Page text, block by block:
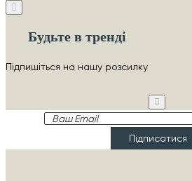
Будьте в тренді
Підпишіться на нашу розсилку
Ваш
Підписатися